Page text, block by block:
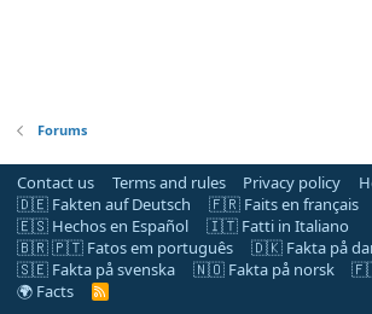
Forums
Contact us Terms and rules Privacy policy
🇩🇪 Fakten auf Deutsch
🇫🇷 Faits en français
🇪🇸 Hechos en Español
🇮🇹 Fatti in Italiano
🇧🇷 🇵🇹 Fatos em português
🇩🇰 Fakta på
🇸🇪 Fakta på svenska
🇳🇴 Fakta på norsk
🌍 Facts
R